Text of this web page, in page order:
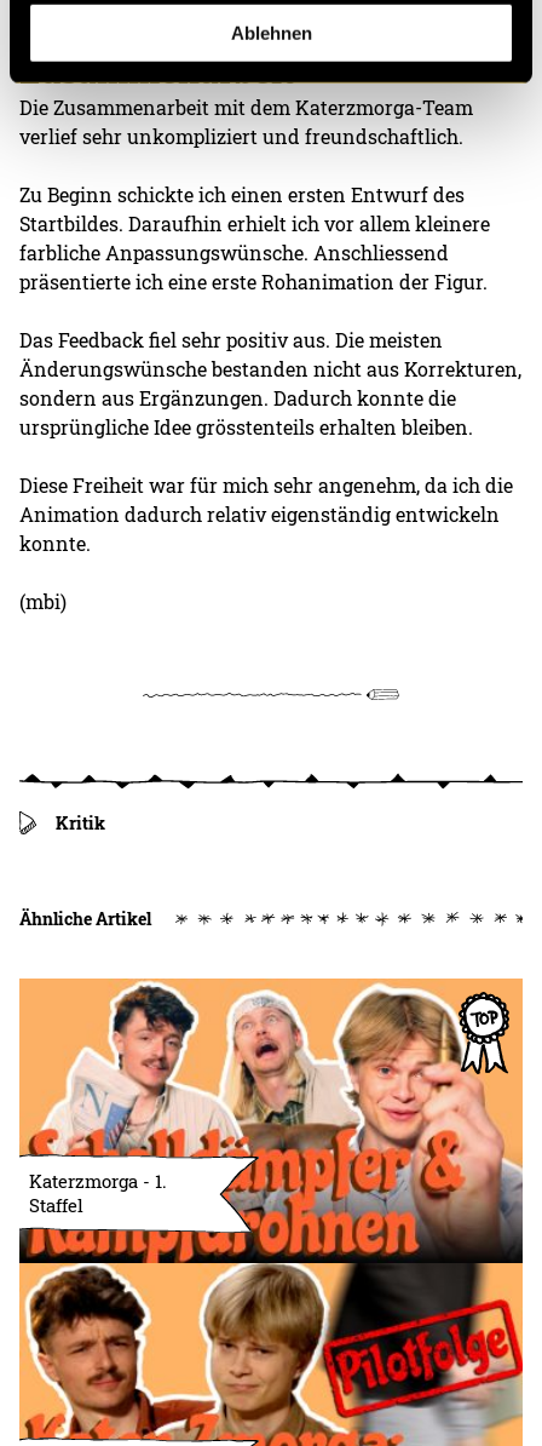
Ablehnen
Zusammenarbeit
Die Zusammenarbeit mit dem Katerzmorga-Team
verlief sehr unkompliziert und freundschaftlich.
Zu Beginn schickte ich einen ersten Entwurf des
Startbildes. Daraufhin erhielt ich vor allem kleinere
farbliche Anpassungswünsche. Anschliessend
präsentierte ich eine erste Rohanimation der Figur.
Das Feedback fiel sehr positiv aus. Die meisten
Änderungswünsche bestanden nicht aus Korrekturen,
sondern aus Ergänzungen. Dadurch konnte die
ursprüngliche Idee grösstenteils erhalten bleiben.
Diese Freiheit war für mich sehr angenehm, da ich die
Animation dadurch relativ eigenständig entwickeln
konnte.
(mbi)
Kritik
Ähnliche Artikel
Katerzmorga - 1.
Staffel